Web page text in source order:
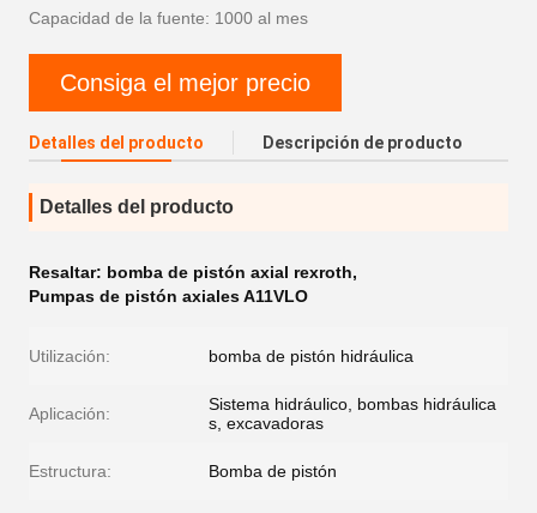
Capacidad de la fuente: 1000 al mes
Consiga el mejor precio
Detalles del producto Descripción de producto
Detalles del producto
Resaltar: bomba de pistón axial rexroth,
Pumpas de pistón axiales A11VLO
Utilización: bomba de pistón hidráulica
Aplicación:
Sistema hidráulico, bombas hidráulica
s, excavadoras
Estructura: Bomba de pistón